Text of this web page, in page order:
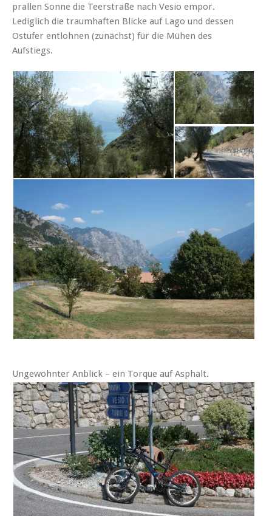
prallen Sonne die Teerstraße nach Vesio empor.
Lediglich die traumhaften Blicke auf Lago und dessen
Ostufer entlohnen (zunächst) für die Mühen des
Aufstiegs.
Ungewohnter Anblick – ein Torque auf Asphalt.